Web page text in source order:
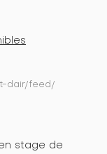
dair/feed/
stage de